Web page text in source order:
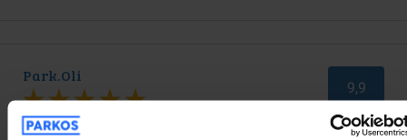
Park.Oli
Afficher les évaluations de Park.Oli
9,9